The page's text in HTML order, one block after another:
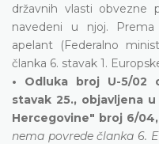
državnih vlasti obvezne
navedeni u njoj.
apelant (Federalno
članka 6. stavak 1.
• Odluka broj U-5/02
stavak 25., objavljena
Hercegovine" broj 6/04,
nema povrede članka 6.